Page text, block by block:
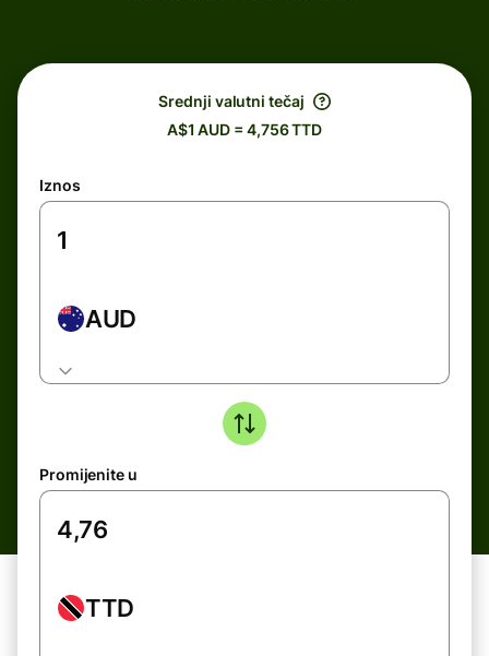
Srednji valutni tečaj
A$1 AUD = 4,756 TTD
Iznos
AUD
Promijenite u
TTD